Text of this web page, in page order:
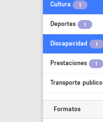
Cultura 1
Deportes 1
Discapacidad 1
Prestaciones 1
Transporte publico
Formatos